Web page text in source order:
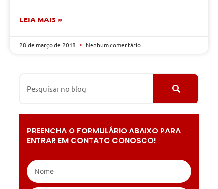
LEIA MAIS »
28 de março de 2018 Nenhum comentário
PREENCHA O FORMULÁRIO ABAIXO PARA
ENTRAR EM CONTATO CONOSCO!